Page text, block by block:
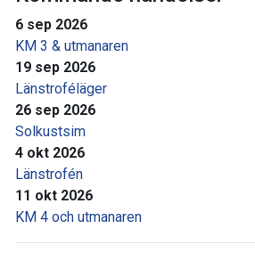
6 sep 2026
KM 3 & utmanaren
19 sep 2026
Länstroféläger
26 sep 2026
Solkustsim
4 okt 2026
Länstrofén
11 okt 2026
KM 4 och utmanaren